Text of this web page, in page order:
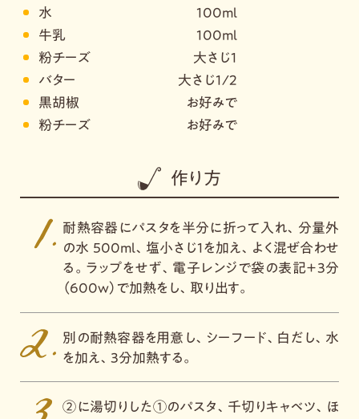
水
100ml
牛乳
100ml
粉チーズ
大さじ1
バター
大さじ1/2
黒胡椒
お好みで
粉チーズ
お好みで
作り方
耐熱容器にパスタを半分に折って入れ、分量外
の水 500ml、塩小さじ1を加え、よく混ぜ合わせ
る。ラップをせず、電子レンジで袋の表記＋3分
（600w）で加熱をし、取り出す。
別の耐熱容器を用意し、シーフード、白だし、水
を加え、3分加熱する。
②に湯切りした①のパスタ、千切りキャベツ、ほ